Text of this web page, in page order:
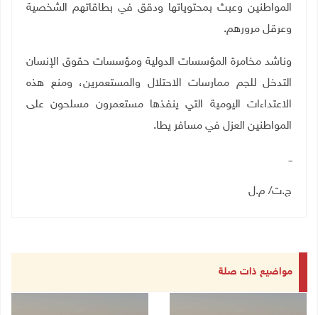
المواطنين وعبث بمحتوياتها ودقق في بطاقاتهم الشخصية
وعرقل مرورهم.
وناشد مخامرة المؤسسات الدولية ومؤسسات حقوق الإنسان
التدخل للجم ممارسات الاحتلال والمستعمرين، ومنع هذه
الاعتداءات اليومية التي ينفذها مستعمرون مسلحون على
المواطنين العزل في مسافر يطا.
ــ
ج.ت/ م.ل
مواضيع ذات صلة